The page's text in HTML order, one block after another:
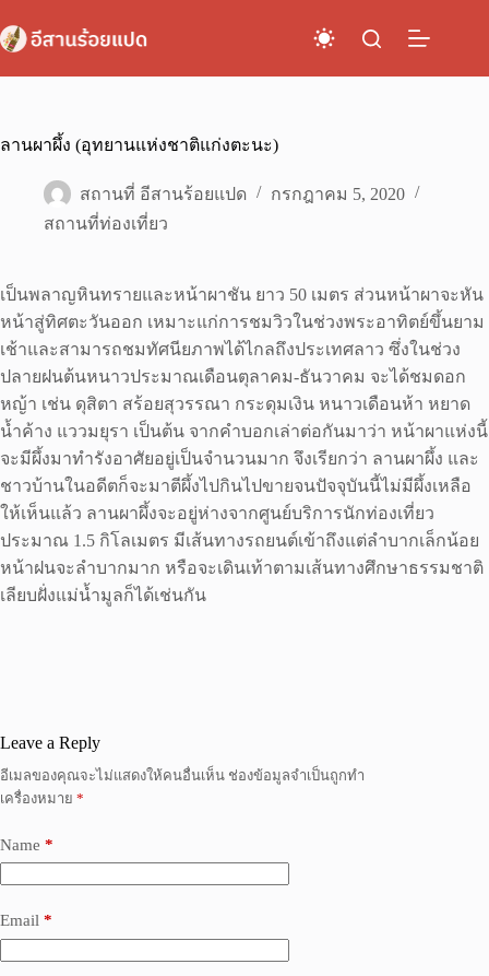
to
content
ลานผาผึ้ง (อุทยานแห่งชาติแก่งตะนะ)
สถานที่ อีสานร้อยแปด
กรกฎาคม 5, 2020
สถานที่ท่องเที่ยว
เป็นพลาญหินทรายและหน้าผาชัน ยาว 50 เมตร ส่วนหน้าผาจะหัน
หน้าสู่ทิศตะวันออก เหมาะแก่การชมวิวในช่วงพระอาทิตย์ขึ้นยาม
เช้าและสามารถชมทัศนียภาพได้ไกลถึงประเทศลาว ซึ่งในช่วง
ปลายฝนต้นหนาวประมาณเดือนตุลาคม-ธันวาคม จะได้ชมดอก
หญ้า เช่น ดุสิตา สร้อยสุวรรณา กระดุมเงิน หนาวเดือนห้า หยาด
น้ำค้าง แววมยุรา เป็นต้น จากคำบอกเล่าต่อกันมาว่า หน้าผาแห่งนี้
จะมีผึ้งมาทำรังอาศัยอยู่เป็นจำนวนมาก จึงเรียกว่า ลานผาผึ้ง และ
ชาวบ้านในอดีตก็จะมาตีผึ้งไปกินไปขายจนปัจจุบันนี้ไม่มีผึ้งเหลือ
ให้เห็นแล้ว ลานผาผึ้งจะอยู่ห่างจากศูนย์บริการนักท่องเที่ยว
ประมาณ 1.5 กิโลเมตร มีเส้นทางรถยนต์เข้าถึงแต่ลำบากเล็กน้อย
หน้าฝนจะลำบากมาก หรือจะเดินเท้าตามเส้นทางศึกษาธรรมชาติ
เลียบฝั่งแม่น้ำมูลก็ได้เช่นกัน
Leave a Reply
อีเมลของคุณจะไม่แสดงให้คนอื่นเห็น ช่องข้อมูลจำเป็นถูกทำ
เครื่องหมาย *
Name *
Email *